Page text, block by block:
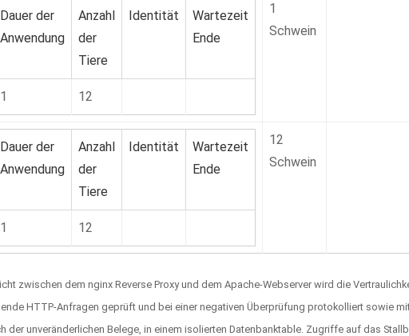
Dauer der
Anwendung
Anzahl
der
Tiere
Identität
Wartezeit
Ende
1 12
1
Schwein
Dauer der
Anwendung
Anzahl
der
Tiere
Identität
Wartezeit
Ende
1 12
12
Schwein
zwischen dem nginx Reverse Proxy und dem Apache-Webserver wird die
HTTP-Anfragen geprüft und bei einer negativen Überprüfung protokolliert sowie
der unveränderlichen Belege, in einem isolierten Datenbanktable. Zugriffe auf das